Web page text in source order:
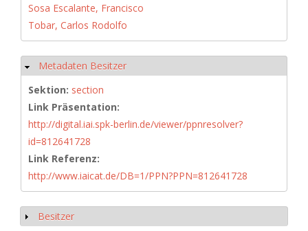
Sosa Escalante, Francisco
Tobar, Carlos Rodolfo
Ausblenden
Metadaten Besitzer
Sektion: section
Link Präsentation:
http://digital.iai.spk-berlin.de/viewer/ppnresolver?
id=812641728
Link Referenz:
http://www.iaicat.de/DB=1/PPN?PPN=812641728
Anzeigen
Besitzer